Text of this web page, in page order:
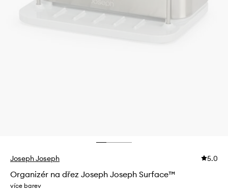
Joseph Joseph 5.0
Organizér na dřez Joseph Joseph Surface™
více barev